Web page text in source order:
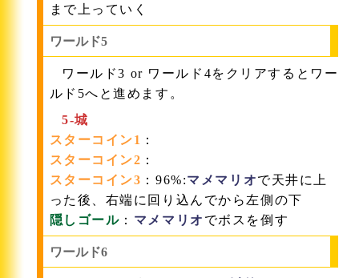
まで上っていく
ワールド5
ワールド3 or ワールド4をクリアするとワー
ルド5へと進めます。
5-城
スターコイン1 ：
スターコイン2 ：
スターコイン3 ：96%:マメマリオで天井に上
った後、右端に回り込んでから左側の下
隠しゴール ： マメマリオ でボスを倒す
ワールド6